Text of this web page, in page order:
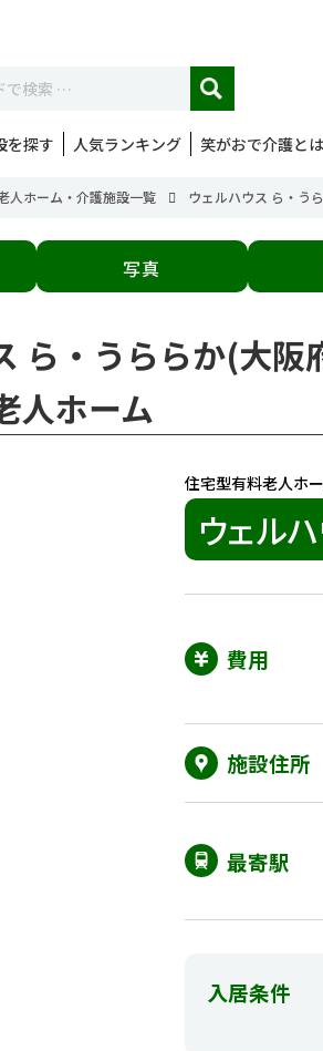
を探す 人気ランキング 笑がおで介護とは
人ホーム・介護施設一覧 ウェルハウス ら・う
写真
ら・うららか(大
人ホーム
住宅型有料老人ホ
ウェル
費用
施設住所
最寄駅
入居条件